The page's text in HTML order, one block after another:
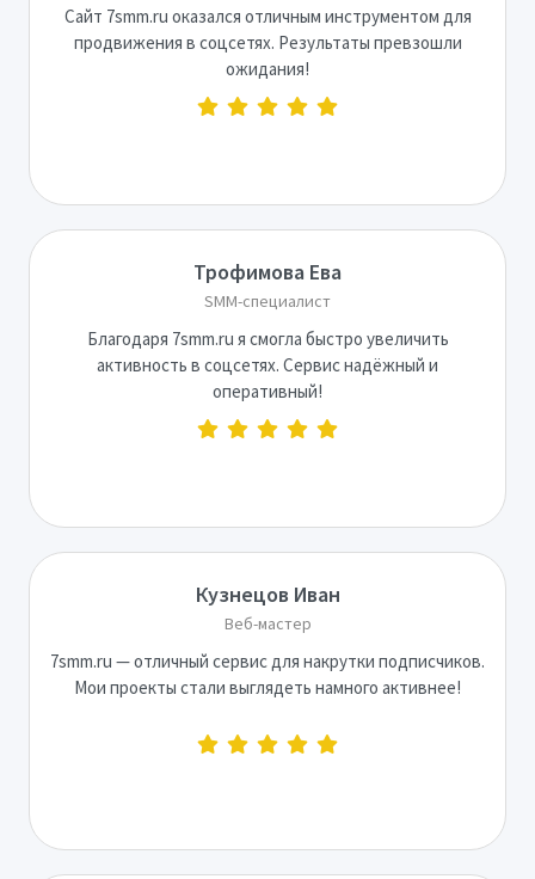
Сайт 7smm.ru оказался отличным инструментом для
продвижения в соцсетях. Результаты превзошли
ожидания!
Трофимова Ева
SMM-специалист
Благодаря 7smm.ru я смогла быстро увеличить
активность в соцсетях. Сервис надёжный и
оперативный!
Кузнецов Иван
Веб-мастер
7smm.ru — отличный сервис для накрутки подписчиков.
Мои проекты стали выглядеть намного активнее!